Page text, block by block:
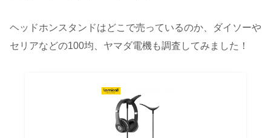
ヘッドホンスタンドはどこで売っているのか、ダイソーや
セリアなどの100均、ヤマダ電機も調査してみました！